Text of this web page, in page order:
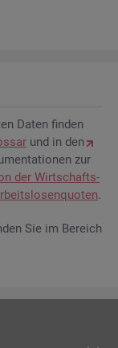
Daten fin­den
und in den
zur
der Wirt­schafts­
.
Sie im Be­reich